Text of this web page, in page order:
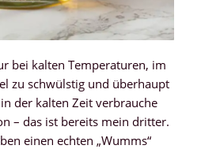
bei kalten Temperaturen, im
zu schwülstig und überhaupt
der kalten Zeit verbrauche
– das ist bereits mein dritter.
einen echten „Wumms“